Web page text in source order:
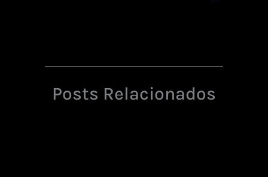
Posts Relacionados